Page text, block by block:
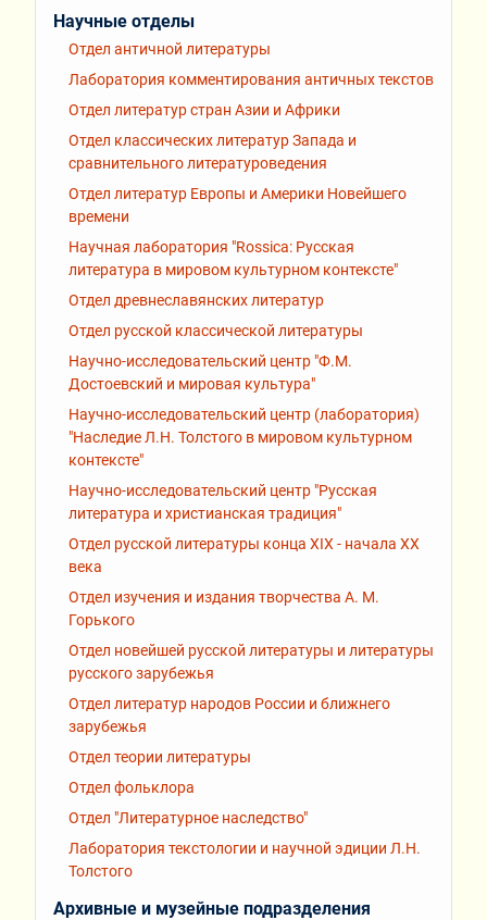
Научные отделы
Отдел античной литературы
Лаборатория комментирования античных текстов
Отдел литератур стран Азии и Африки
Отдел классических литератур Запада и
сравнительного литературоведения
Отдел литератур Европы и Америки Новейшего
времени
Научная лаборатория "Rossiсa: Русская
литература в мировом культурном контексте"
Отдел древнеславянских литератур
Отдел русской классической литературы
Научно-исследовательский центр "Ф.М.
Достоевский и мировая культура"
Научно-исследовательский центр (лаборатория)
"Наследие Л.Н. Толстого в мировом культурном
контексте"
Научно-исследовательский центр "Русская
литература и христианская традиция"
Отдел русской литературы конца XIX - начала XX
века
Отдел изучения и издания творчества А. М.
Горького
Отдел новейшей русской литературы и литературы
русского зарубежья
Отдел литератур народов России и ближнего
зарубежья
Отдел теории литературы
Отдел фольклора
Отдел "Литературное наследство"
Лаборатория текстологии и научной эдиции Л.Н.
Толстого
Архивные и музейные подразделения